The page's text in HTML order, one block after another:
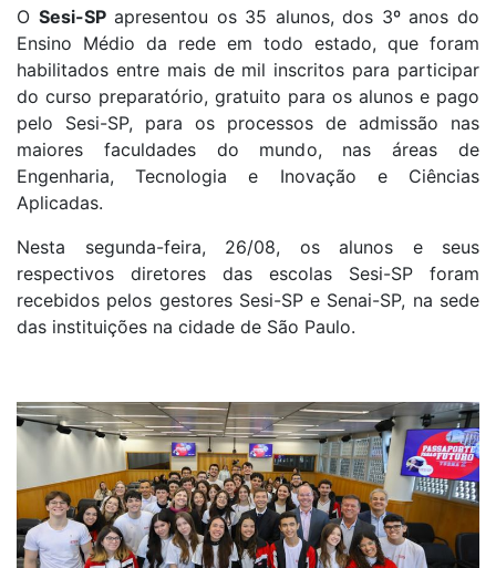
O Sesi-SPapresentou os 35 alunos, dos 3º anos do
Ensino Médio da rede em todo estado, que foram
habilitados entre mais de mil inscritos para participar
do curso preparatório, gratuito para os alunos e pago
pelo Sesi-SP, para os processos de admissão nas
maiores faculdades do mundo, nas áreas de
Engenharia, Tecnologia e Inovação e Ciências
Aplicadas.
Nesta segunda-feira, 26/08, os alunos e seus
respectivos diretores das escolas Sesi-SP foram
recebidos pelos gestores Sesi-SP e Senai-SP, na sede
das instituições na cidade de São Paulo.